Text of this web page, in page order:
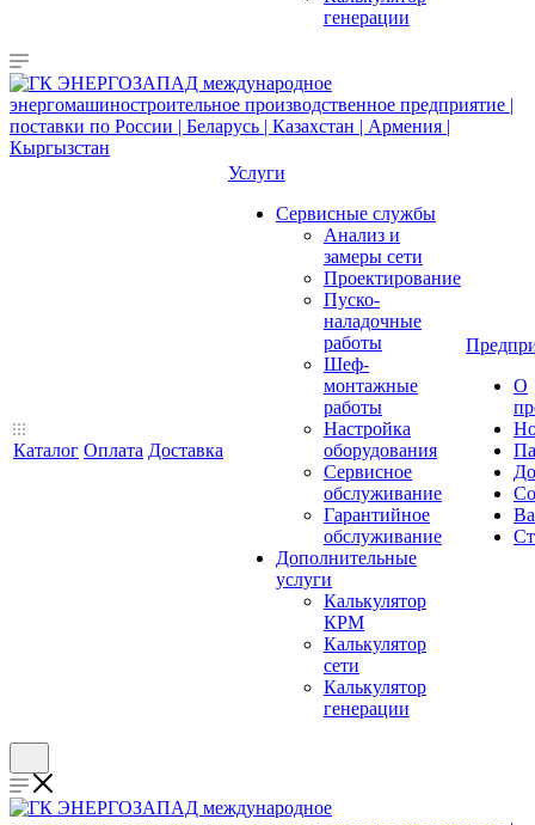
генерации
Каталог Оплата Доставка
Услуги
Сервисные службы
Анализ и
замеры сети
Проектирование
Пуско-
наладочные
работы
Шеф-
монтажные
работы
Настройка
оборудования
Сервисное
обслуживание
Гарантийное
обслуживание
Дополнительные
услуги
Калькулятор
КРМ
Калькулятор
сети
Калькулятор
генерации
О